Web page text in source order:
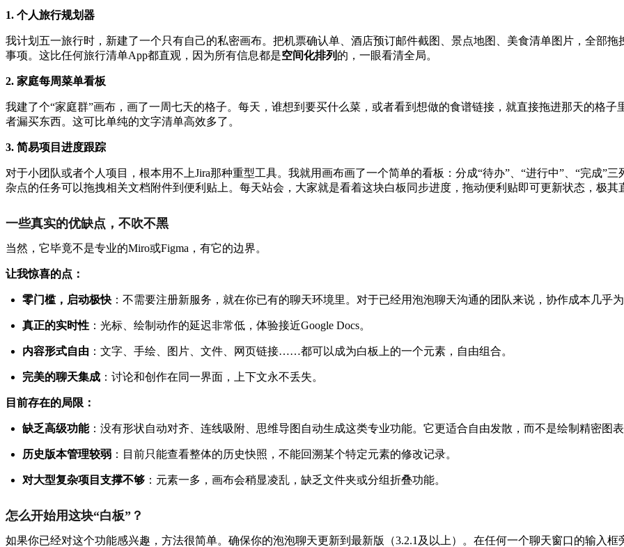
1. 个人旅行规划器
我计划五一旅行时，新建了一个只有自己的私密画布。把机票确认单、酒店预订邮件截图、景点地图、美食清单图片，全部
事项。这比任何旅行清单App都直观，因为所有信息都是空间化排列 的，一眼看清全局。
2. 家庭每周菜单看板
我建了个“家庭群”画布，画了一周七天的格子。每天，谁想到要买什么菜，或者看到想做的食谱链接，就直接拖进那天的格
者漏买东西。这可比单纯的文字清单高效多了。
3. 简易项目进度跟踪
对于小团队或者个人项目，根本用不上Jira那种重型工具。我就用画布画了一个简单的看板：分成“待办”、“进行中”、“完成”
杂点的任务可以拖拽相关文档附件到便利贴上。每天站会，大家就是看着这块白板同步进度，拖动便利贴即可更新状态，极其
一些真实的优缺点，不吹不黑
当然，它毕竟不是专业的Miro或Figma，有它的边界。
让我惊喜的点：
零门槛，启动极快 ：不需要注册新服务，就在你已有的聊天环境里。对于已经用泡泡聊天沟通的团队来说，协作成本几乎
真正的实时性 ：光标、绘制动作的延迟非常低，体验接近Google Docs。
内容形式自由 ：文字、手绘、图片、文件、网页链接……都可以成为白板上的一个元素，自由组合。
完美的聊天集成 ：讨论和创作在同一界面，上下文永不丢失。
目前存在的局限：
缺乏高级功能：没有形状自动对齐、连线吸附、思维导图自动生成这类专业功能。它更适合自由发散，而不是绘制精密图
历史版本管理较弱 ：目前只能查看整体的历史快照，不能回溯某个特定元素的修改记录。
对大型复杂项目支撑不够 ：元素一多，画布会稍显凌乱，缺乏文件夹或分组折叠功能。
怎么开始用这块“白板”？
如果你已经对这个功能感兴趣，方法很简单。确保你的泡泡聊天更新到最新版（3.2.1及以上）。在任何一个聊天窗口的输入框